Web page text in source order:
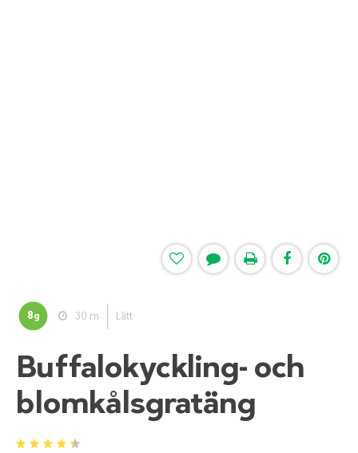
8g 30 m Lätt
Buffalokyckling- och
blomkålsgratäng
1 2 3 4 5